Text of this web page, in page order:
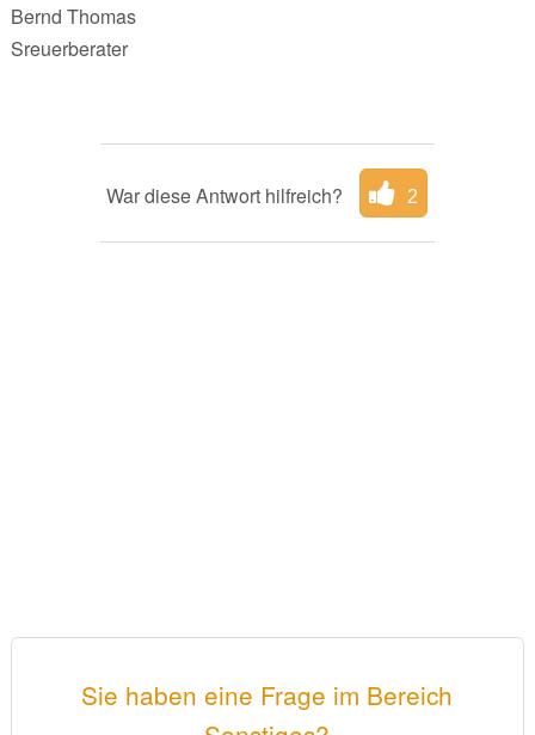
Bernd Thomas
Sreuerberater
War diese Antwort hilfreich? 2
Sie haben eine Frage im Bereich